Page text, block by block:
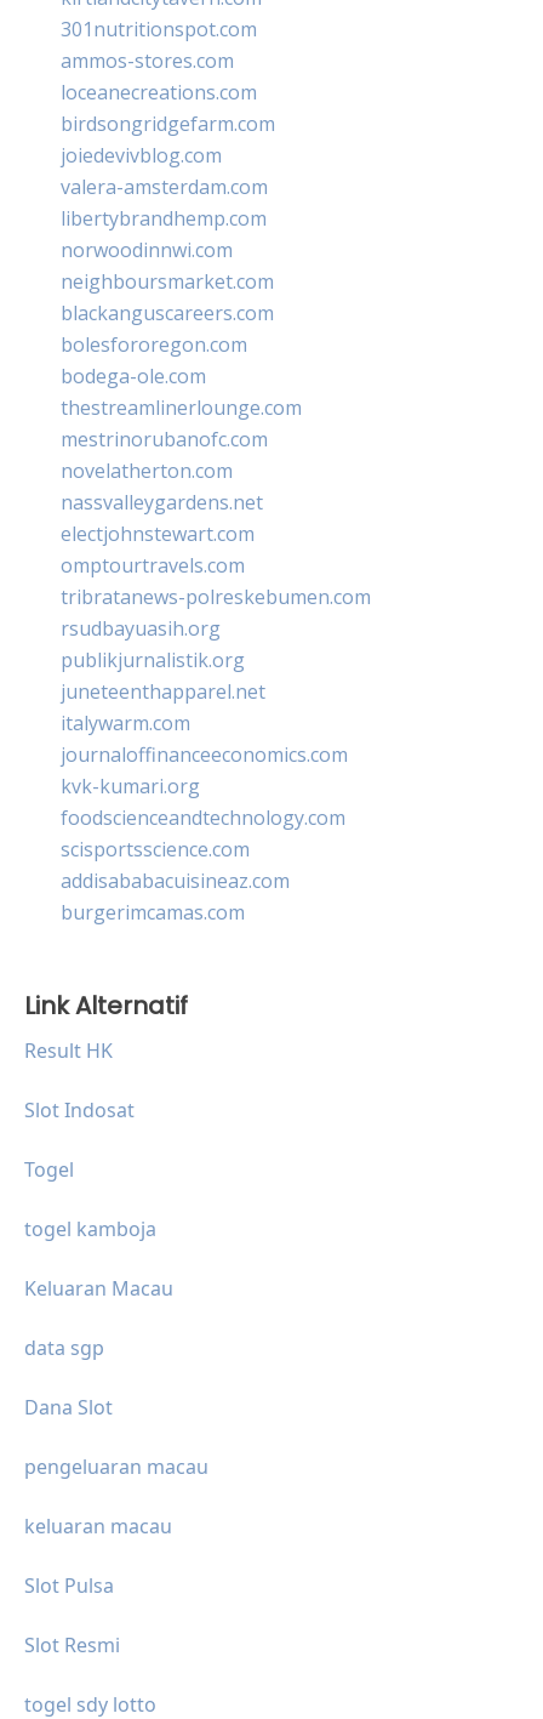
301nutritionspot.com
ammos-stores.com
loceanecreations.com
birdsongridgefarm.com
joiedevivblog.com
valera-amsterdam.com
libertybrandhemp.com
norwoodinnwi.com
neighboursmarket.com
blackanguscareers.com
bolesfororegon.com
bodega-ole.com
thestreamlinerlounge.com
mestrinorubanofc.com
novelatherton.com
nassvalleygardens.net
electjohnstewart.com
omptourtravels.com
tribratanews-polreskebumen.com
rsudbayuasih.org
publikjurnalistik.org
juneteenthapparel.net
italywarm.com
journaloffinanceeconomics.com
kvk-kumari.org
foodscienceandtechnology.com
scisportsscience.com
addisababacuisineaz.com
burgerimcamas.com
Link Alternatif
Result HK
Slot Indosat
Togel
togel kamboja
Keluaran Macau
data sgp
Dana Slot
pengeluaran macau
keluaran macau
Slot Pulsa
Slot Resmi
togel sdy lotto